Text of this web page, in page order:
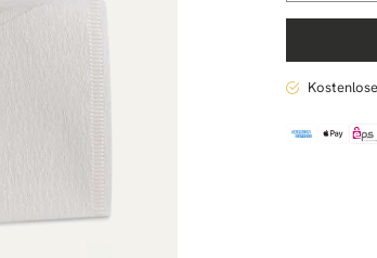
die
Hario
(01),